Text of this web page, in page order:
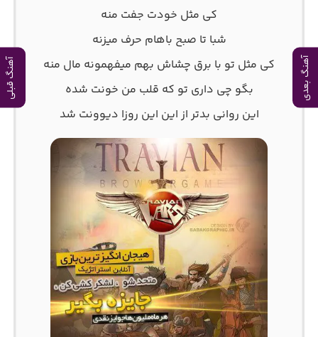
آهنگ بعدی آهنگ قبلی
کی مثل خودت جفت منه
شبا تا صبح باهام حرف میزنه
کی مثل تو با برق چشاش بهم میفهمونه مال منه
بگو چی داری تو که قلب من خونت شده
این روانی بدتر از این این روزا دیوونت شد